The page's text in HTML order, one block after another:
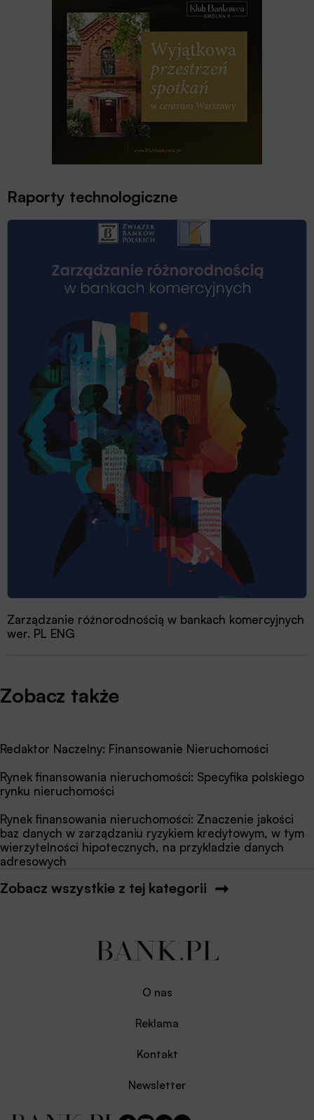
Raporty technologiczne
Zarządzanie różnorodnością w bankach komercyjnych
wer. PL ENG
Zobacz także
Redaktor Naczelny: Finansowanie Nieruchomości
Rynek finansowania nieruchomości: Specyfika polskiego
rynku nieruchomości
Rynek finansowania nieruchomości: Znaczenie jakości
baz danych w zarządzaniu ryzykiem kredytowym, w tym
wierzytelności hipotecznych, na przykladzie danych
adresowych
Zobacz wszystkie z tej kategorii
O nas
Reklama
Kontakt
Newsletter